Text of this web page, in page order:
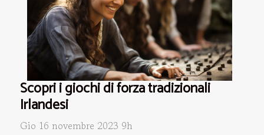
Scopri i giochi di forza tradizionali
Irlandesi
Gio 16 novembre 2023 9h